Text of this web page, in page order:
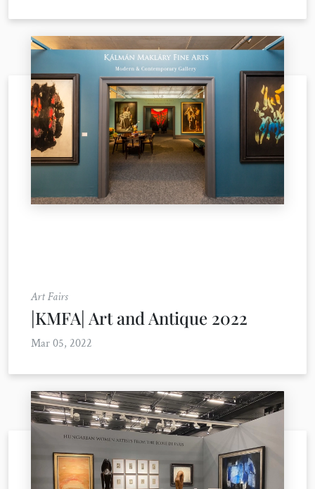
Art Fairs
|KMFA| Art and Antique 2022
Mar 05, 2022